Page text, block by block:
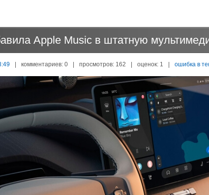
Apple Music в штатную
| комментариев: 0 | просмотров: 162 | оценок: 1 | ошибка в